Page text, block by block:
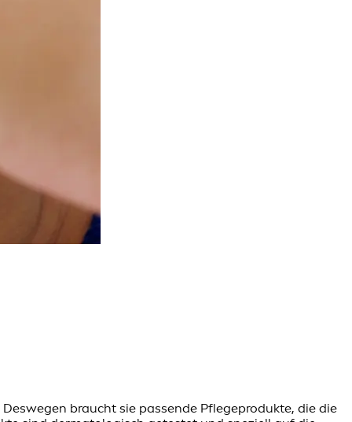
braucht sie passende Pflegeprodukte, die die